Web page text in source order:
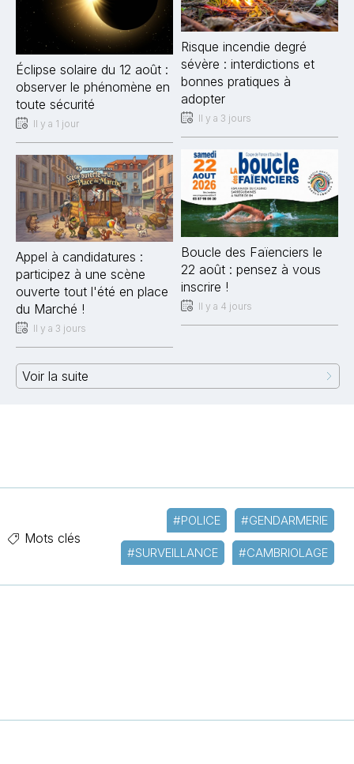
Éclipse solaire du 12 août :
observer le phénomène en
toute sécurité
Il y a 1 jour
Appel à candidatures :
participez à une scène
ouverte tout l'été en place
du Marché !
Il y a 3 jours
Risque incendie degré
sévère : interdictions et
bonnes pratiques à
adopter
Il y a 3 jours
Boucle des Faïenciers le
22 août : pensez à vous
inscrire !
Il y a 4 jours
Voir la suite
Mots clés
#POLICE #GENDARMERIE
#SURVEILLANCE #CAMBRIOLAGE